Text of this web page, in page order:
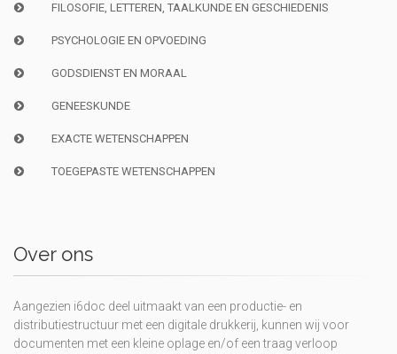
FILOSOFIE, LETTEREN, TAALKUNDE EN GESCHIEDENIS
PSYCHOLOGIE EN OPVOEDING
GODSDIENST EN MORAAL
GENEESKUNDE
EXACTE WETENSCHAPPEN
TOEGEPASTE WETENSCHAPPEN
Over ons
Aangezien i6doc deel uitmaakt van een productie- en
distributiestructuur met een digitale drukkerij, kunnen wij voor
documenten met een kleine oplage en/of een traag verloop